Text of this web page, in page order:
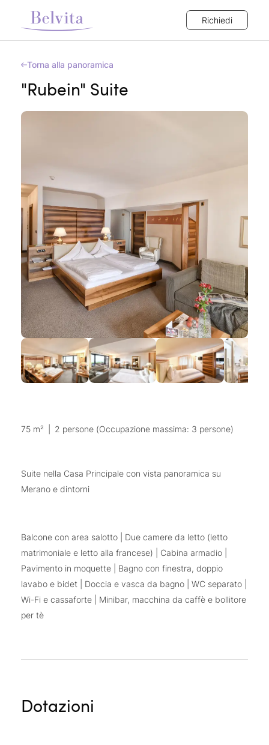
Richiedi
Torna alla panoramica
"Rubein" Suite
75 m² 2 persone (Occupazione massima: 3 persone)
Suite nella Casa Principale con vista panoramica su
Merano e dintorni
Balcone con area salotto | Due camere da letto (letto
matrimoniale e letto alla francese) | Cabina armadio |
Pavimento in moquette | Bagno con finestra, doppio
lavabo e bidet | Doccia e vasca da bagno | WC separato |
Wi-Fi e cassaforte | Minibar, macchina da caffè e bollitore
per tè
Dotazioni